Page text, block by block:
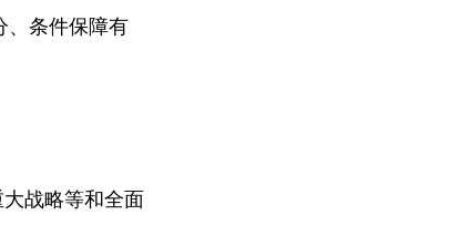
、条件保障有
战略等和全面